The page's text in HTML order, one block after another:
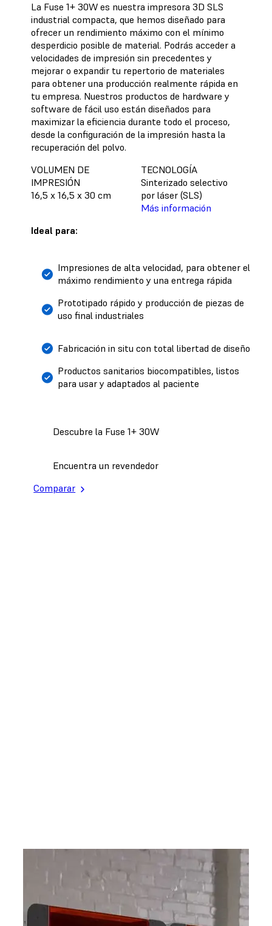
La Fuse 1+ 30W es nuestra impresora 3D SLS
industrial compacta, que hemos diseñado para
ofrecer un rendimiento máximo con el mínimo
desperdicio posible de material. Podrás acceder a
velocidades de impresión sin precedentes y
mejorar o expandir tu repertorio de materiales
para obtener una producción realmente rápida en
tu empresa. Nuestros productos de hardware y
software de fácil uso están diseñados para
maximizar la eficiencia durante todo el proceso,
desde la configuración de la impresión hasta la
recuperación del polvo.
VOLUMEN DE
IMPRESIÓN
16,5 x 16,5 x 30 cm
TECNOLOGÍA
Sinterizado selectivo
por láser (SLS)
Más información
Ideal para:
Impresiones de alta velocidad, para obtener el
máximo rendimiento y una entrega rápida
Prototipado rápido y producción de piezas de
uso final industriales
Fabricación in situ con total libertad de diseño
Productos sanitarios biocompatibles, listos
para usar y adaptados al paciente
Descubre la Fuse 1+ 30W
Encuentra un revendedor
Comparar